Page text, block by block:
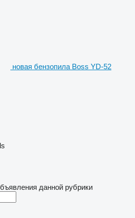
новая бензопила Boss YD-52
данной рубрики